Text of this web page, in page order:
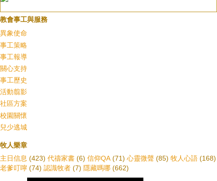
教會事工與服務
異象使命
事工策略
事工報導
關心支持
事工歷史
活動翦影
社區方案
校園關懷
兒少逃城
牧人樂章
主日信息 (423) 代禱家書 (6) 信仰QA (71) 心靈微聲 (85) 牧人心語 (168)
老爹叮嚀 (74) 認識牧者 (7) 隱藏嗎哪 (662)